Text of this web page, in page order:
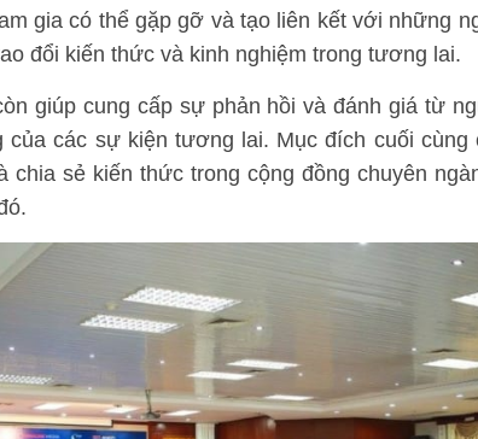
gia có thể gặp gỡ và tạo liên kết với những
đổi kiến thức và kinh nghiệm trong tương lai.
giúp cung cấp sự phản hồi và đánh giá từ
của các sự kiện tương lai. Mục đích cuối cùng
chia sẻ kiến thức trong cộng đồng chuyên